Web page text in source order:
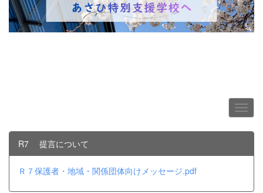
R7 提言について
Ｒ７保護者・地域・関係団体向けメッセージ.pdf